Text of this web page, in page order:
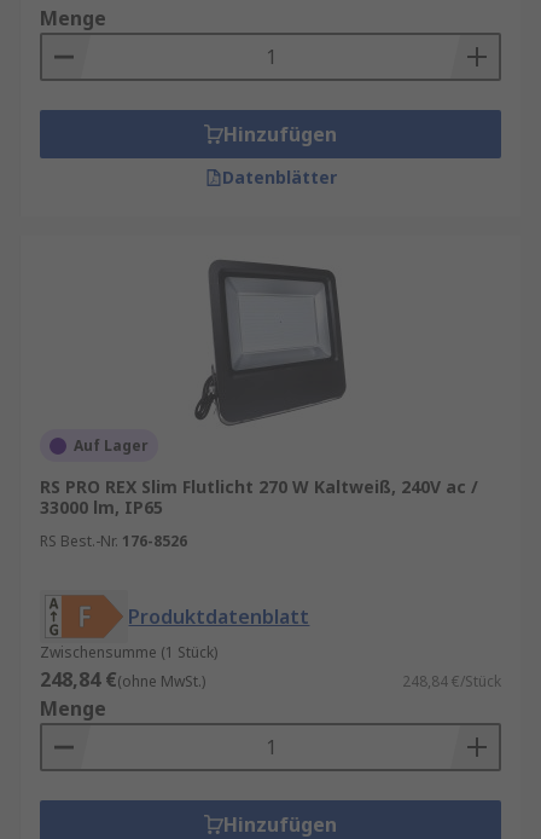
Menge
Hinzufügen
Datenblätter
Auf Lager
RS PRO REX Slim Flutlicht 270 W Kaltweiß, 240V ac /
33000 lm, IP65
RS Best.-Nr. 176-8526
Produktdatenblatt
Zwischensumme (1 Stück)
248,84 €(ohne MwSt.) 248,84 €/Stück
Menge
Hinzufügen